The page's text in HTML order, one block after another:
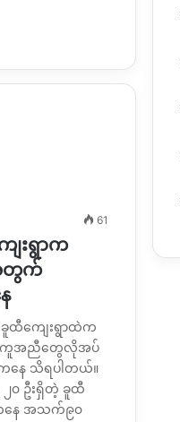
61
ေးရွာက
တွက်
ခူထီကျေးရွာထဲက
အညီတွေလိုအပ်
ေ သိရပါတယ်။
၂၀ ဦးရှိတဲ့ ခူထီ
နေ အသက်၉၀